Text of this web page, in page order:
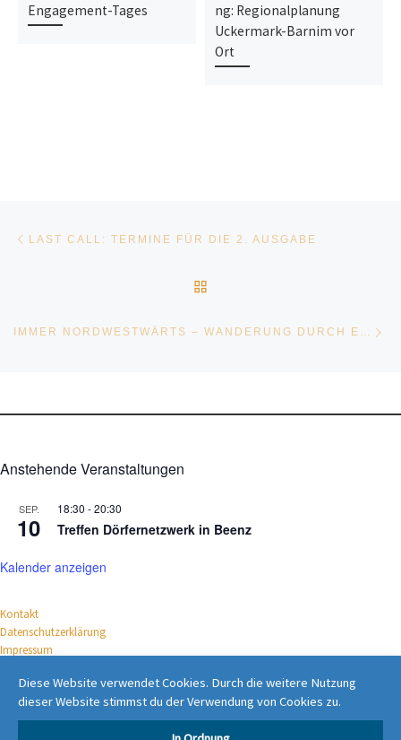
Engagement-Tages
ng: Regionalplanung
Uckermark-Barnim vor
Ort
LAST CALL: TERMINE FÜR DIE 2. AUSGABE
IMMER NORDWESTWÄRTS – WANDERUNG DURCH EINE UNBEKANNTE SCHÖNHEIT
Anstehende Veranstaltungen
SEP.
10
18:30 -20:30
Treffen Dörfernetzwerk in Beenz
Kalender anzeigen
Kontakt
Datenschutz­erklärung
Impressum
UNTERSTÜTZT DRUCH:
Diese Website verwendet Cookies. Durch die weitere Nutzung
dieser Website stimmst du der Verwendung von Cookies zu.